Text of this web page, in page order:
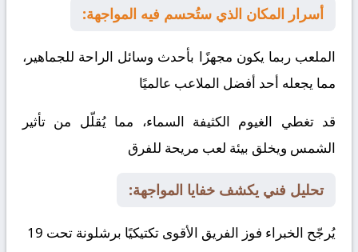
أسرار المكان الذي ستُحسم فيه المواجهة:
الملعب ربما يكون مجهزًا بأحدث وسائل الراحة للجماهير،
مما يجعله أحد أفضل الملاعب عالميًا
قد تغطي الغيوم الكثيفة السماء، مما يُقلّل من تأثير
الشمس ويخلق بيئة لعب مريحة للفرق
تحليل فني يكشف خفايا المواجهة:
يُرجّح الخبراء فوز الفريق الأقوى تكتيكيًا برشلونة تحت 19